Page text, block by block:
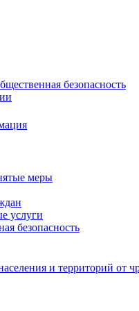
безопасность
меры
услуги
безопасность
и территорий от